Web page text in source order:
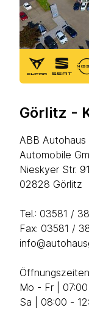
Görlitz -
ABB
Automobile
Nieskyer Str.
02828 Görlitz
Tel.: 03581 /
Fax: 03581 /
Mo - Fr |
Sa | 08:00 -